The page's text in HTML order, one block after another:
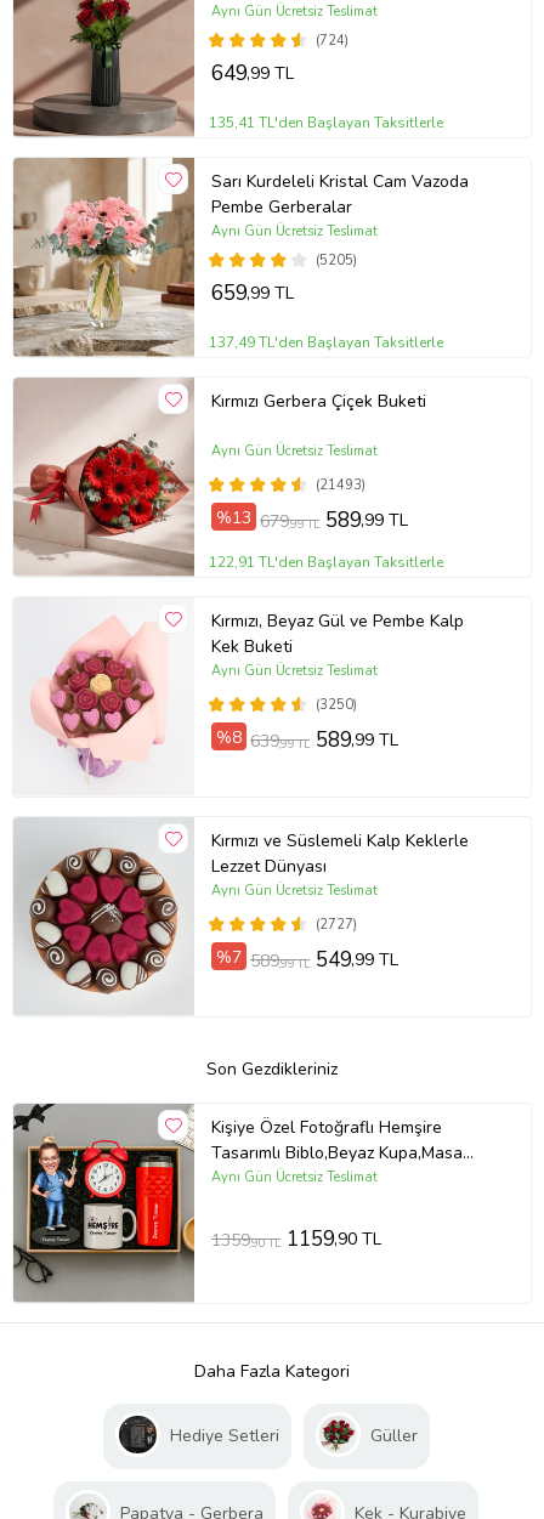
(724)
Aynı Gün Ücretsiz Teslimat
649,99 TL
135,41 TL'den Başlayan Taksitlerle
Sarı Kurdeleli Kristal Cam Vazoda
Pembe Gerberalar
(5205)
Aynı Gün Ücretsiz Teslimat
659,99 TL
137,49 TL'den Başlayan Taksitlerle
Kırmızı Gerbera Çiçek Buketi
(21493)
Aynı Gün Ücretsiz Teslimat
%13 679,99 TL 589,99 TL
122,91 TL'den Başlayan Taksitlerle
Kırmızı, Beyaz Gül ve Pembe Kalp
Kek Buketi
(3250)
Aynı Gün Ücretsiz Teslimat
%8 639,99 TL 589,99 TL
Kırmızı ve Süslemeli Kalp Keklerle
Lezzet Dünyası
(2727)
Aynı Gün Ücretsiz Teslimat
%7 589,99 TL 549,99 TL
Son Gezdikleriniz
Kişiye Özel Fotoğraflı Hemşire
Tasarımlı Biblo,Beyaz Kupa,Masa
Saati Ve Termos Hediye Seti (STD)
Aynı Gün Ücretsiz Teslimat
1359,90 TL 1159,90 TL
Daha Fazla Kategori
Hediye Setleri Güller
Papatya - Gerbera Kek - Kurabiye